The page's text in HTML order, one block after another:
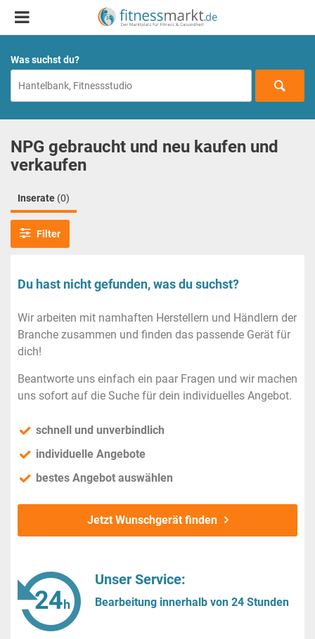
Was suchst du?
NPG gebraucht und neu kaufen und
verkaufen
Inserate (0)
Filter
Du hast nicht gefunden, was du suchst?
Wir arbeiten mit namhaften Herstellern und Händlern der
Branche zusammen und finden das passende Gerät für
dich!
Beantworte uns einfach ein paar Fragen und wir machen
uns sofort auf die Suche für dein individuelles Angebot.
schnell und unverbindlich
individuelle Angebote
bestes Angebot auswählen
Jetzt Wunschgerät finden
Unser Service:
Bearbeitung innerhalb von 24 Stunden